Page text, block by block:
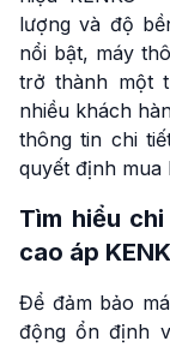
lượng và độ
nổi bật, máy
trở thành một
nhiều khách
thông tin chi
quyết định mua
Tìm hiểu
cao áp
Để đảm bảo
động ổn định